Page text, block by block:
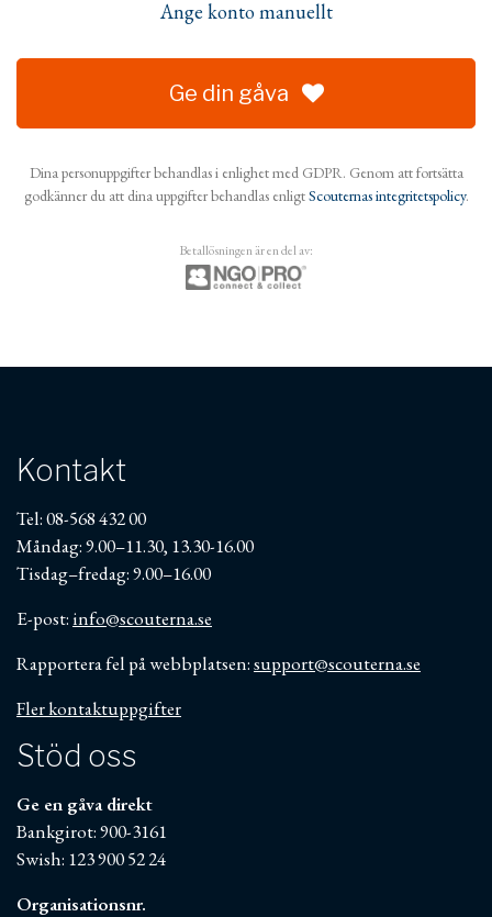
Ange konto manuellt
Ge din gåva
Dina personuppgifter behandlas i enlighet med GDPR. Genom att fortsätta
godkänner du att dina uppgifter behandlas enligtScouternas integritetspolicy.
Betallösningen är en del av:
Kontakt
Tel: 08-568 432 00
Måndag: 9.00–11.30, 13.30-16.00
Tisdag–fredag: 9.00–16.00
E-post:info@scouterna.se
Rapportera fel på webbplatsen:support@scouterna.se
Fler kontaktuppgifter
Stöd oss
Ge en gåva direkt
Bankgirot: 900-3161
Swish: 123 900 52 24
Organisationsnr.